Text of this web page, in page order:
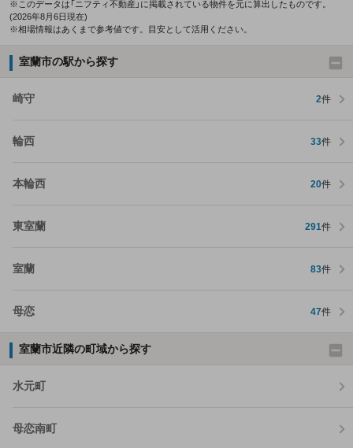
※このデータは「ニフティ不動産」に掲載されている物件を元に算出したものです。
(2026年8月6日現在)
※相場情報はあくまで参考値です。目安として活用ください。
室蘭市の駅から探す
崎守 2件
輪西 33件
本輪西 20件
東室蘭 291件
室蘭 83件
母恋 47件
室蘭市近隣の町域から探す
水元町
母恋南町